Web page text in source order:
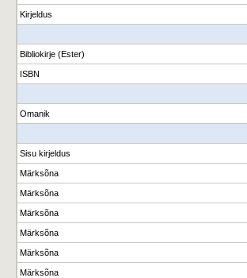
Kirjeldus
Bibliokirje (Ester)
ISBN
Omanik
Sisu kirjeldus
Märksõna
Märksõna
Märksõna
Märksõna
Märksõna
Märksõna